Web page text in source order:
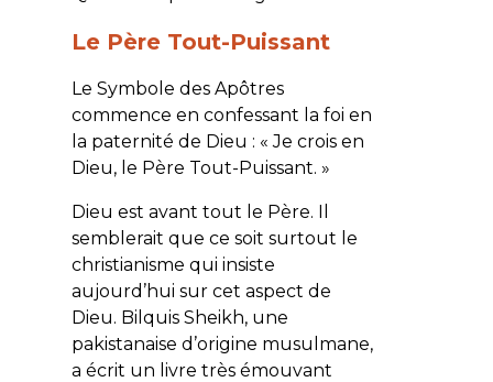
Le Père Tout-Puissant
Le Symbole des Apôtres
commence en confessant la foi en
la paternité de Dieu : « Je crois en
Dieu, le Père Tout-Puissant. »
Dieu est avant tout le Père. Il
semblerait que ce soit surtout le
christianisme qui insiste
aujourd’hui sur cet aspect de
Dieu. Bilquis Sheikh, une
pakistanaise d’origine musulmane,
a écrit un livre très émouvant